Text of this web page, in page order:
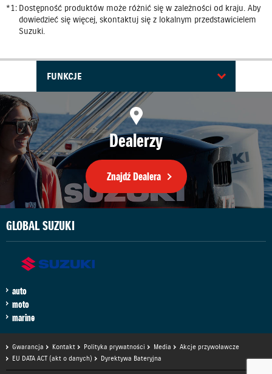
Dostępność produktów może różnić się w zależności od kraju. Aby
dowiedzieć się więcej, skontaktuj się z lokalnym przedstawicielem
Suzuki.
FUNKCJE
Dealerzy
Znajdź Dealera
GLOBAL SUZUKI
auto
moto
marine
Gwarancja Kontakt Polityka prywatności Media
Akcje przywoławcze
EU DATA ACT (akt o danych)
Dyrektywa Bateryjna